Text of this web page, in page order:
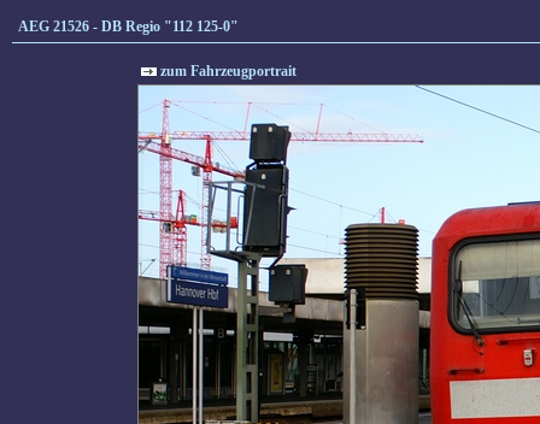
AEG 21526 - DB Regio "112 125-0"
zum Fahrzeugportrait